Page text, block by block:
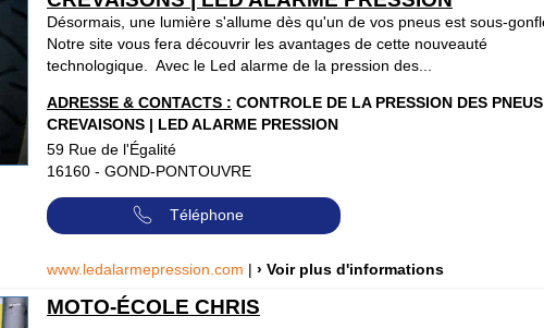
Désormais, une lumière s'allume dès qu'un de vos pneus est sous-
Notre site vous fera découvrir les avantages de cette nouveauté
technologique. Avec le Led alarme de la pression des...
ADRESSE & CONTACTS : CONTROLE DE LA PRESSION DES
CREVAISONS | LED ALARME PRESSION
59 Rue de l'Égalité
16160 - GOND-PONTOUVRE
Téléphone
www.ledalarmepression.com | › Voir plus d'informations
MOTO-ÉCOLE CHRIS